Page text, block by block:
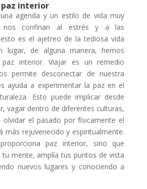
interior
agenda y un estilo de vida muy
nos confinan al estrés y a las
es el ajetreo de la tediosa vida
lugar, de alguna manera, hemos
paz interior. Viajar es un remedio
permite desconectar de nuestra
ayuda a experimentar la paz en el
Esto puede implicar desde
vagar dentro de diferentes culturas,
olvidar el pasado por físicamente el
más rejuvenecido y espiritualmente.
paz interior, sino que
tu mente, amplía tus puntos de vista
nuevos lugares y conociendo a